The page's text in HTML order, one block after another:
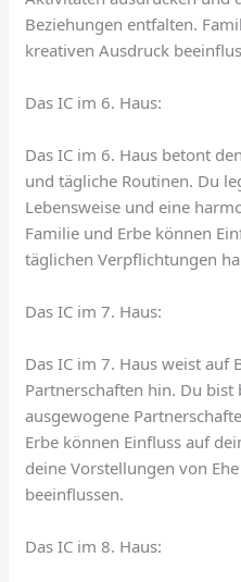
Beziehungen entfalten.
kreativen Ausdruck
Das IC im 6. Haus:
Das IC im 6. Haus betont
und tägliche Routinen. Du
Lebensweise und eine
Familie und Erbe können
täglichen Verpflichtungen
Das IC im 7. Haus:
Das IC im 7. Haus weist auf
Partnerschaften hin. Du
ausgewogene
Erbe können Einfluss auf
deine Vorstellungen von
beeinflussen.
Das IC im 8. Haus: